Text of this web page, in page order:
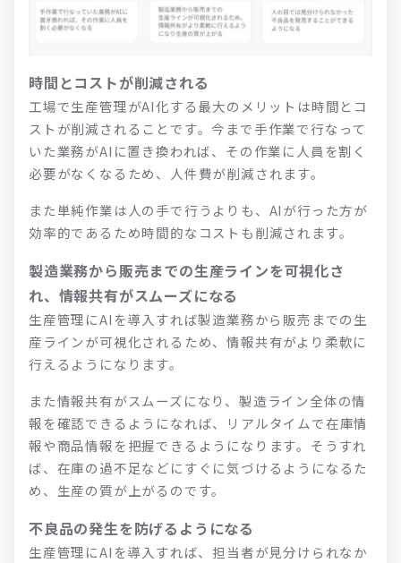
時間とコストが削減される
工場で生産管理がAI化する最大のメリットは時間とコ
ストが削減されることです。今まで手作業で行なって
いた業務がAIに置き換われば、その作業に人員を割く
必要がなくなるため、人件費が削減されます。
また単純作業は人の手で行うよりも、AIが行った方が
効率的であるため時間的なコストも削減されます。
製造業務から販売までの生産ラインを可視化さ
れ、情報共有がスムーズになる
生産管理にAIを導入すれば製造業務から販売までの生
産ラインが可視化されるため、情報共有がより柔軟に
行えるようになります。
また情報共有がスムーズになり、製造ライン全体の情
報を確認できるようになれば、リアルタイムで在庫情
報や商品情報を把握できるようになります。そうすれ
ば、在庫の過不足などにすぐに気づけるようになるた
め、生産の質が上がるのです。
不良品の発生を防げるようになる
生産管理にAIを導入すれば、担当者が見分けられなか